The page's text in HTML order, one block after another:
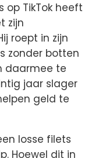
op TikTok heeft
zijn
roept in zijn
zonder botten
daarmee te
jaar slager
geld te
losse filets
Hoewel dit in